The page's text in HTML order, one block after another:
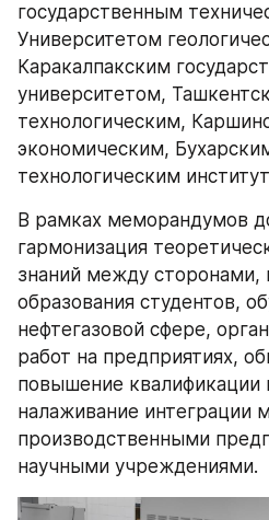
государственным
Университетом
Каракалпакским
университетом,
технологическим,
экономическим,
технологическим
В рамках меморандумов
гармонизация
знаний между сторонами,
образования студентов,
нефтегазовой сфере,
работ на предприятиях,
повышение квалификации
налаживание интеграции
производственными
научными учреждениями.